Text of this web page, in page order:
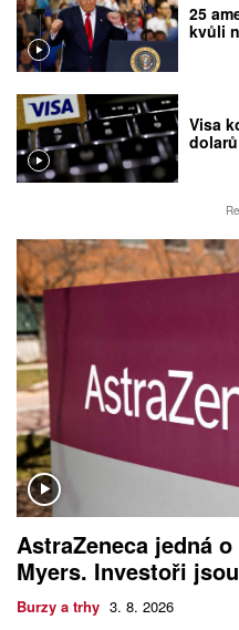
25
kvůli
Visa
dolarů
AstraZeneca jedná
Myers. Investoři
Burzy a trhy 3. 8. 2026